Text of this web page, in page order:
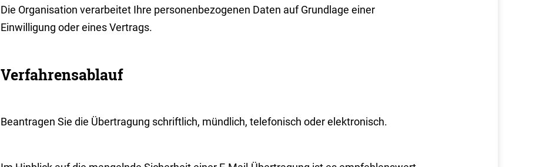
Die Organisation verarbeitet Ihre personenbezogenen Daten auf Grundlage einer
Einwilligung oder eines Vertrags.
Verfahrensablauf
Beantragen Sie die Übertragung schriftlich, mündlich, telefonisch oder elektronisch.